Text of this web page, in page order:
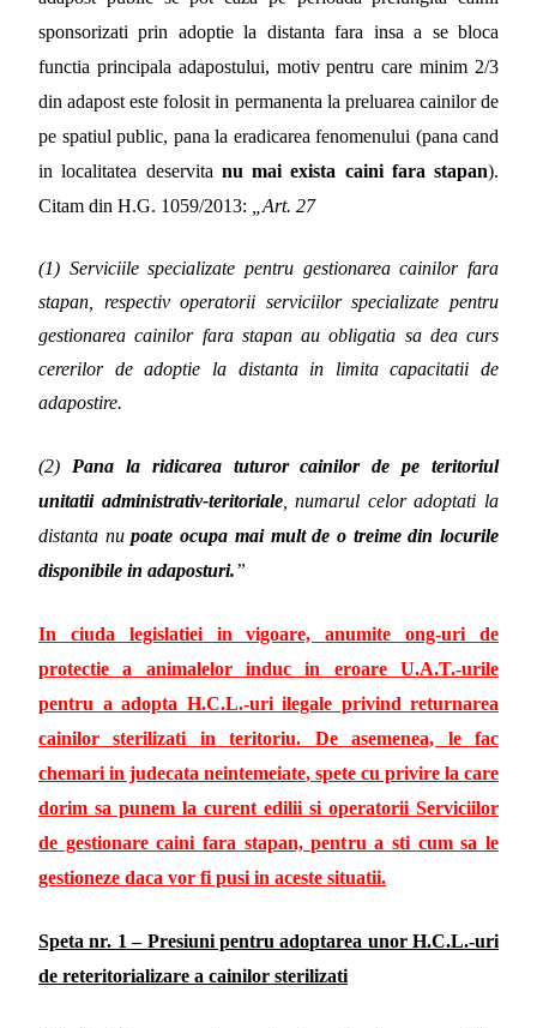
sponsorizati prin adoptie la distanta fara insa a se bloca
functia principala adapostului, motiv pentru care minim 2/3
din adapost este folosit in permanenta la preluarea cainilor de
pe spatiul public, pana la eradicarea fenomenului (pana cand
in localitatea deservita nu mai exista caini fara stapan).
Citam din H.G. 1059/2013:
„Art. 27
(1) Serviciile specializate pentru gestionarea cainilor fara
stapan, respectiv operatorii serviciilor specializate pentru
gestionarea cainilor fara stapan au obligatia sa dea curs
cererilor de adoptie la distanta in limita capacitatii de
adapostire.
(2) Pana la ridicarea tuturor cainilor de pe teritoriul
unitatii administrativ-teritoriale, numarul celor adoptati la
distanta nupoate ocupa mai mult de o treime din locurile
disponibile in adaposturi.”
In ciuda legislatiei in vigoare,anumite ong-uri de
protectie a animalelor induc in eroare U.A.T.-urile
pentru a adopta H.C.L.-uri ilegale privind returnarea
cainilor sterilizati in teritoriu. De asemenea, le fac
chemari in judecata neintemeiate, spete cu privire la care
dorim sa punem la curent edilii si operatorii Serviciilor
de gestionare caini fara stapan, pentru a sti cum sa le
gestioneze daca vor fi pusi in aceste situatii.
Speta nr. 1 – Presiuni pentru adoptarea unor H.C.L.-uri
de reteritorializare a cainilor sterilizati